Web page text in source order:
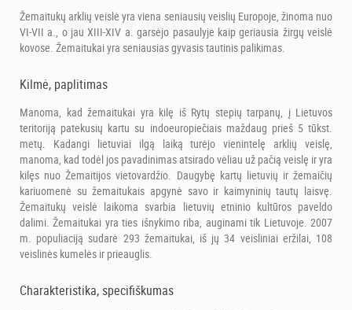
Žemaitukų arklių veislė yra viena seniausių veislių Europoje, žinoma nuo
VI-VII a., o jau XIII-XIV a. garsėjo pasaulyje kaip geriausia žirgų veislė
kovose. Žemaitukai yra seniausias gyvasis tautinis palikimas.
Kilmė, paplitimas
Manoma, kad žemaitukai yra kilę iš Rytų stepių tarpanų, į Lietuvos
teritoriją patekusių kartu su indoeuropiečiais maždaug prieš 5 tūkst.
metų. Kadangi lietuviai ilgą laiką turėjo vienintelę arklių veislę,
manoma, kad todėl jos pavadinimas atsirado vėliau už pačią veislę ir yra
kilęs nuo Žemaitijos vietovardžio. Daugybę kartų lietuvių ir žemaičių
kariuomenė su žemaitukais apgynė savo ir kaimyninių tautų laisvę.
Žemaitukų veislė laikoma svarbia lietuvių etninio kultūros paveldo
dalimi. Žemaitukai yra ties išnykimo riba, auginami tik Lietuvoje. 2007
m. populiaciją sudarė 293 žemaitukai, iš jų 34 veisliniai eržilai, 108
veislinės kumelės ir prieauglis.
Charakteristika, specifiškumas